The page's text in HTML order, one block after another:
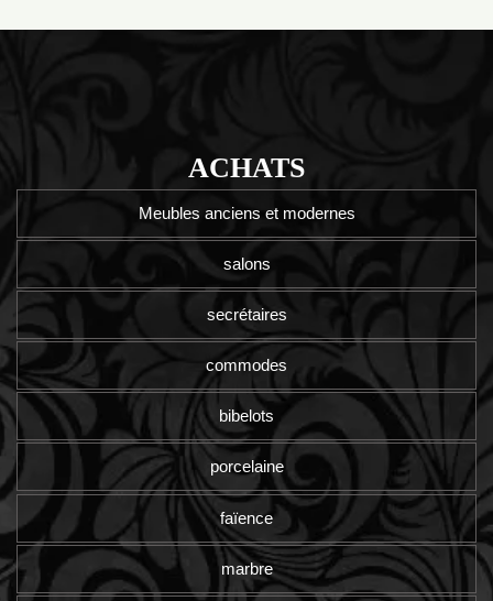
ACHATS
Meubles anciens et modernes
salons
secrétaires
commodes
bibelots
porcelaine
faïence
marbre